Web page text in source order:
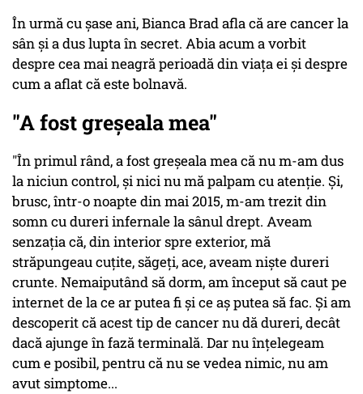
În urmă cu șase ani, Bianca Brad afla că are cancer la
sân și a dus lupta în secret. Abia acum a vorbit
despre cea mai neagră perioadă din viața ei și despre
cum a aflat că este bolnavă.
"A fost greşeala mea"
"În primul rând, a fost greşeala mea că nu m-am dus
la niciun control, şi nici nu mă palpam cu atenţie. Şi,
brusc, într-o noapte din mai 2015, m-am trezit din
somn cu dureri infernale la sânul drept. Aveam
senzaţia că, din interior spre exterior, mă
străpungeau cuţite, săgeţi, ace, aveam nişte dureri
crunte. Nemaiputând să dorm, am început să caut pe
internet de la ce ar putea fi şi ce aş putea să fac. Şi am
descoperit că acest tip de cancer nu dă dureri, decât
dacă ajunge în fază terminală. Dar nu înţelegeam
cum e posibil, pentru că nu se vedea nimic, nu am
avut simptome...